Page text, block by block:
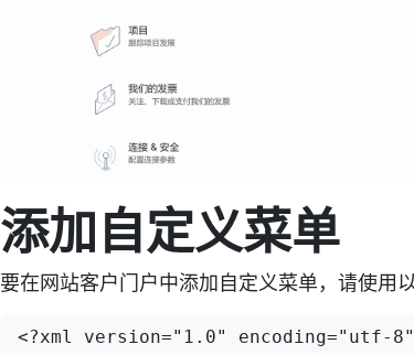
添加自定义菜单
要在网站客户门户中添加自定义菜单，请使用
<?xml version="1.0" encoding="utf-